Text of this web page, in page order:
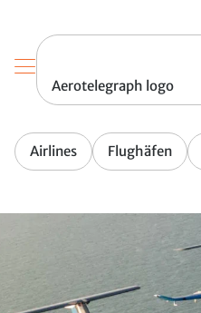
Aerotelegraph logo
Airlines Flughäfen